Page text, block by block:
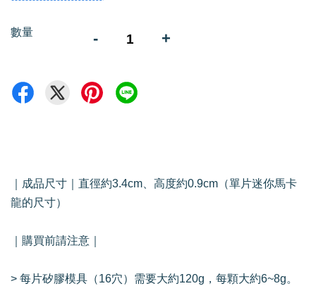
數量 - +
｜成品尺寸｜直徑約3.4cm、高度約0.9cm（單片迷你馬卡
龍的尺寸）
｜購買前請注意｜
> 每片矽膠模具（16穴）需要大約120g，每顆大約6~8g。